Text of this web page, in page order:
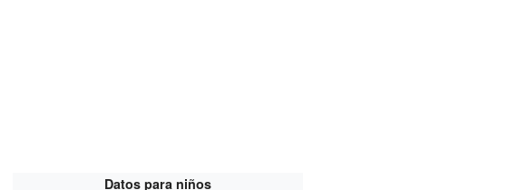
Datos para niños